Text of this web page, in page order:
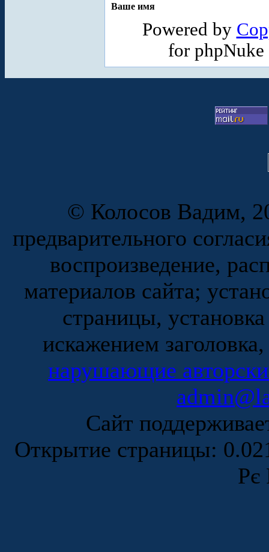
Ваше имя
Powered by
for
© Колосов Вадим,
предварительного
воспроизведение,
материалов сайта;
страницы,
искажением
нарушающие
Сайт
Открытие страницы:
Рє